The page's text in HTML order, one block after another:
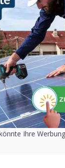
Ihre